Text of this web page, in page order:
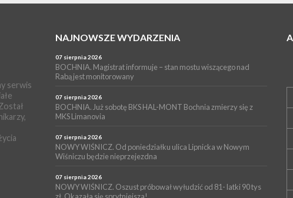
serwis
NAJNOWSZE WYDARZENIA
07 sierpnia 2026
BOCHNIA. Magistrat informuje – stan mostu wiszącego nad
Rabą jest monitorowany
07 sierpnia 2026
BOCHNIA. Już sobotę BKS HAL-MONT Bochnia zmierzy się z
MKS Limanovia
07 sierpnia 2026
NOWY WIŚNICZ. Od poniedziałku ulica Lipnicka w Nowym
Wiśniczu będzie nieprzejezdna
07 sierpnia 2026
NOWY WIŚNICZ. Oszust próbował wyłudzić od 81- latki 90 tys